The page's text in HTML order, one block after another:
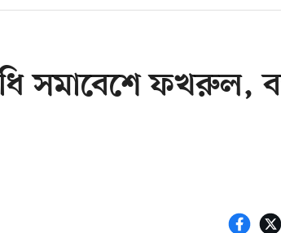
সমাবেশে ফখরুল,